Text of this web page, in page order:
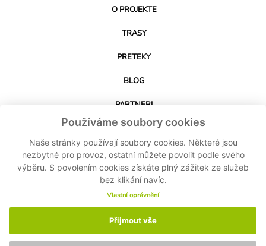
Používáme soubory cookies
Naše stránky používají soubory cookies. Některé jsou
nezbytné pro provoz, ostatní můžete povolit podle svého
výběru. S povolením cookies získáte plný zážitek ze služeb
bez klikání navíc.
Vlastní oprávnění
Přijmout vše
O PROJEKTE
TRASY
PRETEKY
BLOG
PARTNERI
KONTAKT
STIAHNUŤ APLIKÁCIU
© 2024-2026 Cyklo Kubík - Všetky práva vyhradené MASPEX Slovakia sro -
Nastavenie cookies-Ochrana osobných údajov -Zásady ochrany osobných